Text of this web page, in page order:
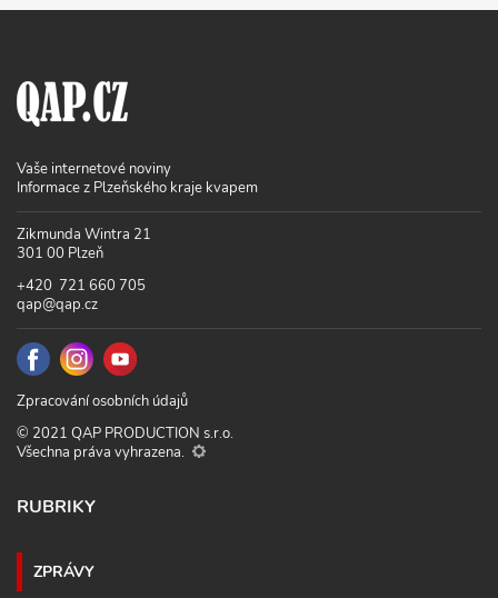
Vaše internetové noviny
Informace z Plzeňského kraje kvapem
Zikmunda Wintra 21
301 00 Plzeň
+420 721 660 705
qap@qap.cz
Zpracování osobních údajů
© 2021 QAP PRODUCTION s.r.o.
Všechna práva vyhrazena.
RUBRIKY
ZPRÁVY